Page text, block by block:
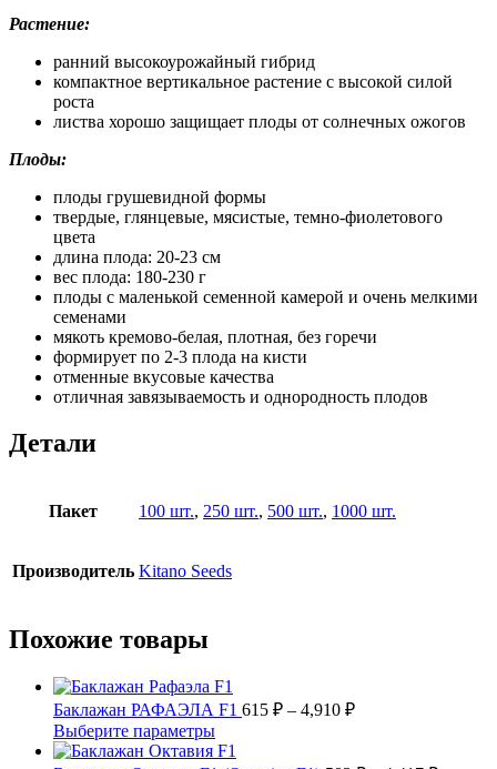
Растение:
ранний высокоурожайный гибрид
компактное вертикальное растение с высокой силой
роста
листва хорошо защищает плоды от солнечных ожогов
Плоды:
плоды грушевидной формы
твердые, глянцевые, мясистые, темно-фиолетового
цвета
длина плода: 20-23 см
вес плода: 180-230 г
плоды с маленькой семенной камерой и очень мелкими
семенами
мякоть кремово-белая, плотная, без горечи
формирует по 2-3 плода на кисти
отменные вкусовые качества
отличная завязываемость и однородность плодов
Детали
Пакет 100 шт., 250 шт., 500 шт., 1000 шт.
Производитель Kitano Seeds
Похожие товары
Баклажан РАФАЭЛА F1 615 ₽ – 4,910 ₽Диапазон
Выберите параметрыЭтот
товар